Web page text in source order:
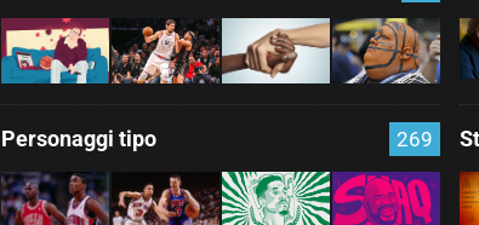
Personaggi tipo 269